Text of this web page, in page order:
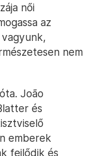
női
az
nem
João
és
emberek
fejlődik és